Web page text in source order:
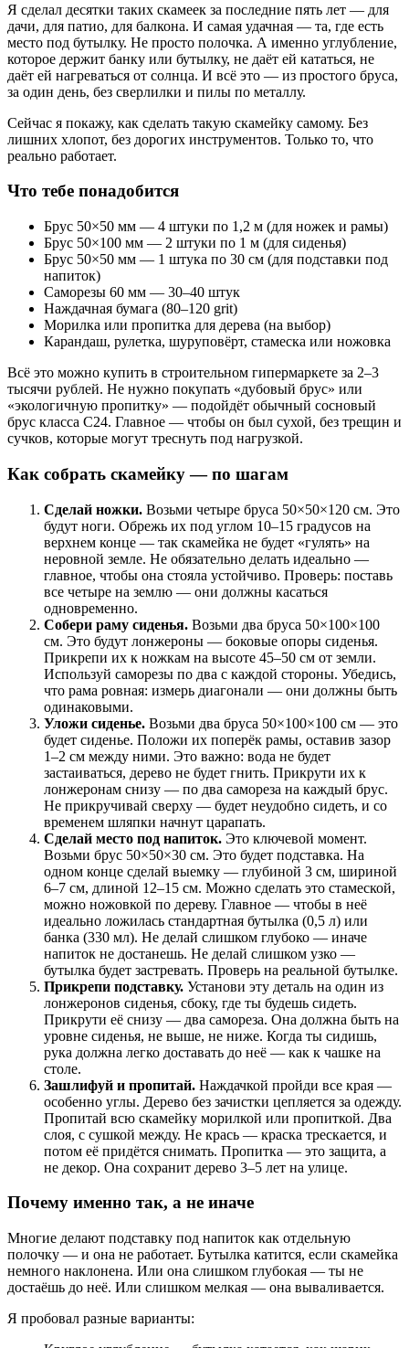
Я сделал десятки таких скамеек за последние пять лет — для
дачи, для патио, для балкона. И самая удачная — та, где есть
место под бутылку. Не просто полочка. А именно углубление,
которое держит банку или бутылку, не даёт ей кататься, не
даёт ей нагреваться от солнца. И всё это — из простого бруса,
за один день, без сверлилки и пилы по металлу.
Сейчас я покажу, как сделать такую скамейку самому. Без
лишних хлопот, без дорогих инструментов. Только то, что
реально работает.
Что тебе понадобится
Брус 50×50 мм — 4 штуки по 1,2 м (для ножек и рамы)
Брус 50×100 мм — 2 штуки по 1 м (для сиденья)
Брус 50×50 мм — 1 штука по 30 см (для подставки под
напиток)
Саморезы 60 мм — 30–40 штук
Наждачная бумага (80–120 grit)
Морилка или пропитка для дерева (на выбор)
Карандаш, рулетка, шуруповёрт, стамеска или ножовка
Всё это можно купить в строительном гипермаркете за 2–3
тысячи рублей. Не нужно покупать «дубовый брус» или
«экологичную пропитку» — подойдёт обычный сосновый
брус класса С24. Главное — чтобы он был сухой, без трещин и
сучков, которые могут треснуть под нагрузкой.
Как собрать скамейку — по шагам
Сделай ножки. Возьми четыре бруса 50×50×120 см. Это
будут ноги. Обрежь их под углом 10–15 градусов на
верхнем конце — так скамейка не будет «гулять» на
неровной земле. Не обязательно делать идеально —
главное, чтобы она стояла устойчиво. Проверь: поставь
все четыре на землю — они должны касаться
одновременно.
Собери раму сиденья. Возьми два бруса 50×100×100
см. Это будут лонжероны — боковые опоры сиденья.
Прикрепи их к ножкам на высоте 45–50 см от земли.
Используй саморезы по два с каждой стороны. Убедись,
что рама ровная: измерь диагонали — они должны быть
одинаковыми.
Уложи сиденье. Возьми два бруса 50×100×100 см — это
будет сиденье. Положи их поперёк рамы, оставив зазор
1–2 см между ними. Это важно: вода не будет
застаиваться, дерево не будет гнить. Прикрути их к
лонжеронам снизу — по два самореза на каждый брус.
Не прикручивай сверху — будет неудобно сидеть, и со
временем шляпки начнут царапать.
Сделай место под напиток. Это ключевой момент.
Возьми брус 50×50×30 см. Это будет подставка. На
одном конце сделай выемку — глубиной 3 см, шириной
6–7 см, длиной 12–15 см. Можно сделать это стамеской,
можно ножовкой по дереву. Главное — чтобы в неё
идеально ложилась стандартная бутылка (0,5 л) или
банка (330 мл). Не делай слишком глубоко — иначе
напиток не достанешь. Не делай слишком узко —
бутылка будет застревать. Проверь на реальной бутылке.
Прикрепи подставку. Установи эту деталь на один из
лонжеронов сиденья, сбоку, где ты будешь сидеть.
Прикрути её снизу — два самореза. Она должна быть на
уровне сиденья, не выше, не ниже. Когда ты сидишь,
рука должна легко доставать до неё — как к чашке на
столе.
Зашлифуй и пропитай. Наждачкой пройди все края —
особенно углы. Дерево без зачистки цепляется за одежду.
Пропитай всю скамейку морилкой или пропиткой. Два
слоя, с сушкой между. Не крась — краска трескается, и
потом её придётся снимать. Пропитка — это защита, а
не декор. Она сохранит дерево 3–5 лет на улице.
Почему именно так, а не иначе
Многие делают подставку под напиток как отдельную
полочку — и она не работает. Бутылка катится, если скамейка
немного наклонена. Или она слишком глубокая — ты не
достаёшь до неё. Или слишком мелкая — она вываливается.
Я пробовал разные варианты: